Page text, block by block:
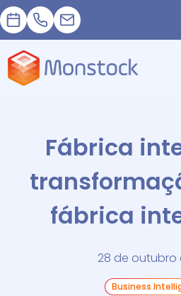
Nomeação
+33 1 83 62 25 41
contact@monstock.net
Fábrica
fábrica
28 de outubro
Business